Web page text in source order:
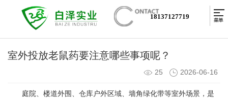
18137127719
室外投放老鼠药要注意哪些事项呢？
25 2026-06-16
庭院、楼道外围、仓库户外区域、墙角绿化带等室外场景，是